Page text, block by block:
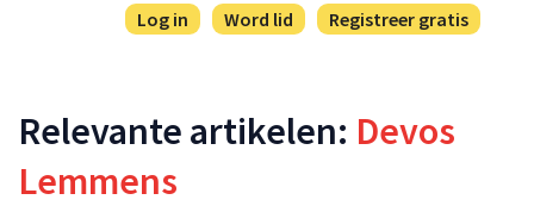
Registreer gratis
Log in
Word lid
Relevante artikelen: Devos
Lemmens